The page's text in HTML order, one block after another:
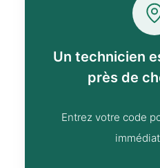
Un technicien
près de
Entrez votre code